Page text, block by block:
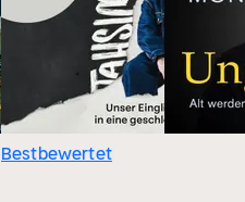
Bestbewertet